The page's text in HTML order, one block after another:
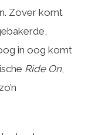
Zover komt
in oog komt
Ride On,